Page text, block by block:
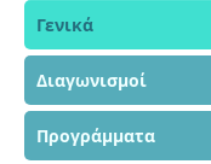
Γενικά
Διαγωνισμοί
Προγράμματα